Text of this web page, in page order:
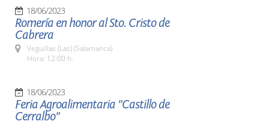
18/06/2023
Romería en honor al Sto. Cristo de
Cabrera
Veguillas (Las) (Salamanca)
Hora: 12:00 h.
18/06/2023
Feria Agroalimentaria "Castillo de
Cerralbo"